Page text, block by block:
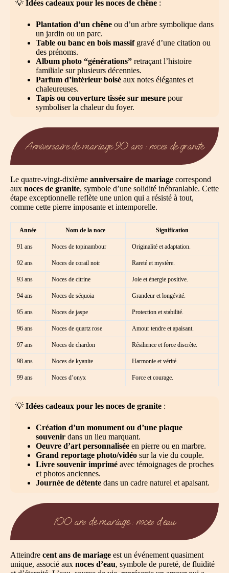
💡 Idées cadeaux pour les noces de chêne :
Plantation d’un chêne ou d’un arbre symbolique dans
un jardin ou un parc.
Table ou banc en bois massifgravé d’une citation ou
des prénoms.
Album photo “générations” retraçant l’histoire
familiale sur plusieurs décennies.
Parfum d’intérieur boisé aux notes élégantes et
chaleureuses.
Tapis ou couverture tissée sur mesure pour
symboliser la chaleur du foyer.
Anniversaire de mariage 90 ans : noces de granite
Le quatre-vingt-dixième anniversaire de mariage correspond
aux noces de granite, symbole d’une solidité inébranlable. Cette
étape exceptionnelle reflète une union qui a résisté à tout,
comme cette pierre imposante et intemporelle.
Année Nom de la noce Signification
91 ans Noces de topinambour Originalité et adaptation.
92 ans Noces de corail noir Rareté et mystère.
93 ans Noces de citrine Joie et énergie positive.
94 ans Noces de séquoia Grandeur et longévité.
95 ans Noces de jaspe Protection et stabilité.
96 ans Noces de quartz rose Amour tendre et apaisant.
97 ans Noces de chardon Résilience et force discrète.
98 ans Noces de kyanite Harmonie et vérité.
99 ans Noces d’onyx Force et courage.
💡 Idées cadeaux pour les noces de granite :
Création d’un monument ou d’une plaque
souvenir dans un lieu marquant.
Oeuvre d’art personnalisée en pierre ou en marbre.
Grand reportage photo/vidéo sur la vie du couple.
Livre souvenir imprimé avec témoignages de proches
et photos anciennes.
Journée de détente dans un cadre naturel et apaisant.
100 ans de mariage : noces d’eau
Atteindre cent ans de mariage est un événement quasiment
unique, associé aux noces d’eau, symbole de pureté, de fluidité